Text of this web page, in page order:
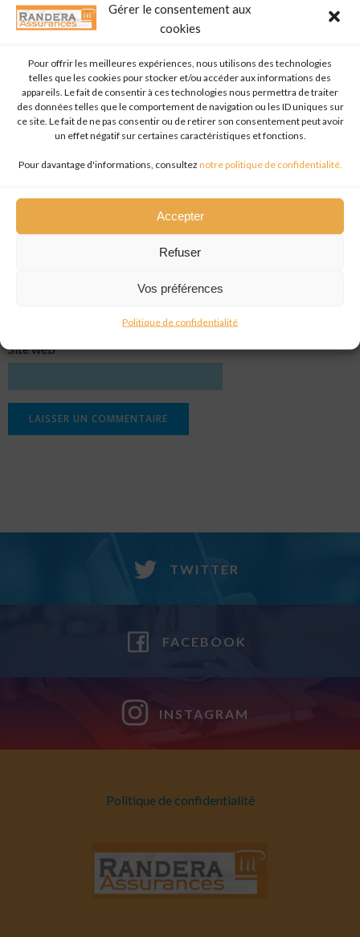
Gérer le consentement aux
cookies
Pour offrir les meilleures expériences, nous utilisons des technologies
telles que les cookies pour stocker et/ou accéder aux informations des
appareils. Le fait de consentir à ces technologies nous permettra de traiter
des données telles que le comportement de navigation ou les ID uniques sur
ce site. Le fait de ne pas consentir ou de retirer son consentement peut avoir
un effet négatif sur certaines caractéristiques et fonctions.
Pour davantage d'informations, consultez notre politique de confidentialité.
Accepter
Refuser
Vos préférences
Politique de confidentialité
Commentaire*
Site web
TWITTER
FACEBOOK
INSTAGRAM
Politique de confidentialité